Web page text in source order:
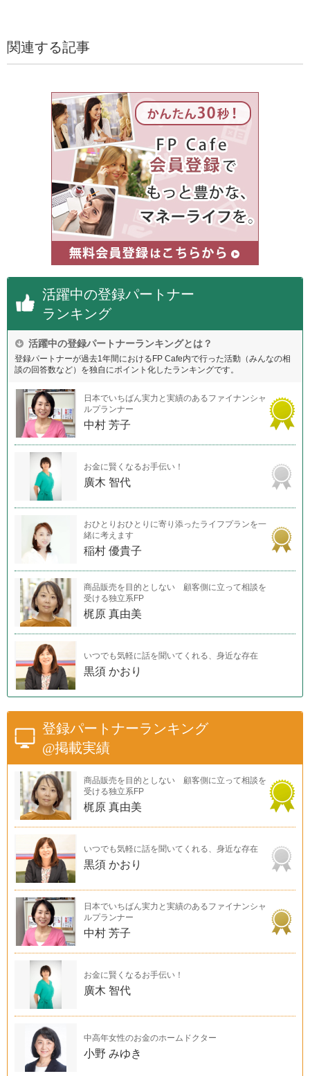
関連する記事
活躍中の登録パートナー
ランキング
活躍中の登録パートナーランキングとは？
登録パートナーが過去1年間におけるFP Cafe内で行った活動（みんなの相
談の回答数など）を独自にポイント化したランキングです。
日本でいちばん実力と実績のあるファイナンシャ
ルプランナー
中村 芳子
お金に賢くなるお手伝い！
廣木 智代
おひとりおひとりに寄り添ったライフプランを一
緒に考えます
稲村 優貴子
商品販売を目的としない 顧客側に立って相談を
受ける独立系FP
梶原 真由美
いつでも気軽に話を聞いてくれる、身近な存在
黒須 かおり
登録パートナーランキング
@掲載実績
商品販売を目的としない 顧客側に立って相談を
受ける独立系FP
梶原 真由美
いつでも気軽に話を聞いてくれる、身近な存在
黒須 かおり
日本でいちばん実力と実績のあるファイナンシャ
ルプランナー
中村 芳子
お金に賢くなるお手伝い！
廣木 智代
中高年女性のお金のホームドクター
小野 みゆき